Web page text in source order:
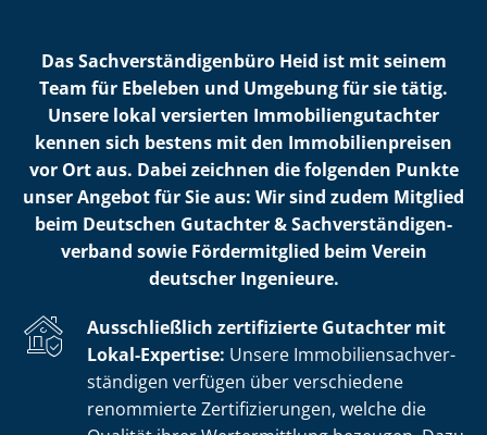
Das Sach­ver­stän­di­gen­bü­ro Heid ist mit seinem
Team für Ebeleben und Umgebung für sie tätig.
Unsere lokal versierten Im­mo­bi­li­en­gut­ach­ter
kennen sich bestens mit den Im­mo­bi­li­en­prei­sen
vor Ort aus. Dabei zeichnen die folgenden Punkte
unser Angebot für Sie aus: Wir sind zudem Mitglied
beim Deutschen Gutachter & Sach­ver­stän­di­gen­
ver­band sowie Fördermitglied beim Verein
deutscher Ingenieure.
Ausschließlich zertifizierte Gutachter mit
Lokal-Expertise: Unsere Im­mo­bi­li­en­sach­ver­
stän­di­gen verfügen über verschiedene
renommierte Zer­ti­fi­zie­run­gen, welche die